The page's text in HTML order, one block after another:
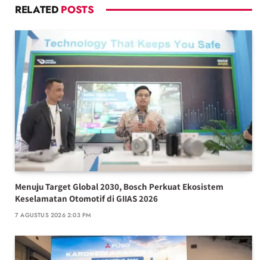
RELATED POSTS
Menuju Target Global 2030, Bosch Perkuat Ekosistem
Keselamatan Otomotif di GIIAS 2026
7 AGUSTUS 2026 2:03 PM